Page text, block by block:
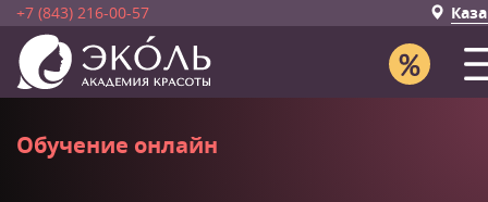
+7 (843) 216-00-57
Обучение онлайн